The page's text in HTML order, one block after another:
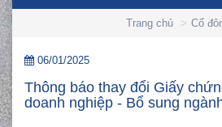
Trang chủ Cổ
06/01/2025
Thông báo thay đổi Giấy
doanh nghiệp - Bổ sung